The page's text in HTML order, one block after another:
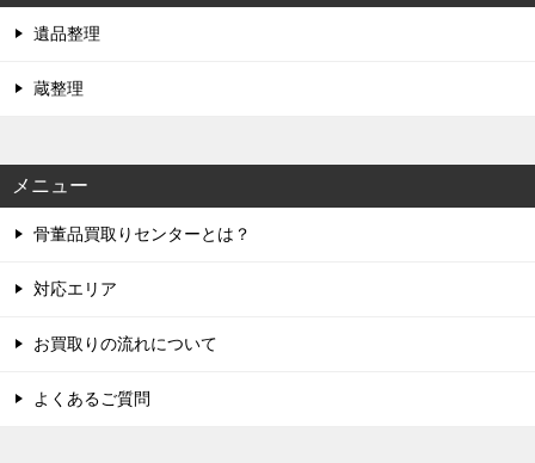
遺品整理
蔵整理
メニュー
骨董品買取りセンターとは？
対応エリア
お買取りの流れについて
よくあるご質問